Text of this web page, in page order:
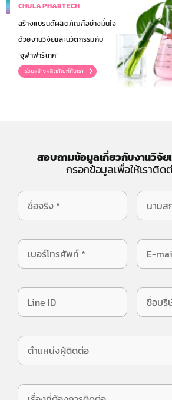
CHULA PHARTECH
สร้างแบรนด์ผลิตภัณฑ์อย่างมั่นใจ
ด้วยงานวิจัยและนวัตกรรมกับ
‘จุฬาฟาร์เทค’
สอบถามข้อมูลเกี่ยวกับงานวิจัย
กรอกข้อมูลเพื่อให้เราติ